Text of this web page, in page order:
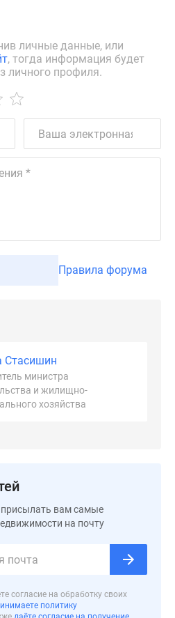
личные данные, или
, тогда информация будет
личного профиля.
Правила форума
Стасишин
министра
и жилищно-
хозяйства
вам самые
на почту
согласие на обработку своих
политику